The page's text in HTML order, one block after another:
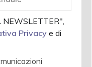
NEWSLETTER",
Privacye di